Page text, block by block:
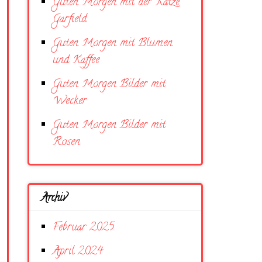
Garfield
Guten Morgen mit Blumen
und Kaffee
Guten Morgen Bilder mit
Wecker
Guten Morgen Bilder mit
Rosen
Archiv
Februar 2025
April 2024